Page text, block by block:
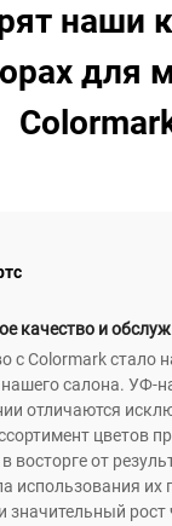
наши
для
качество и
с Colormark стало
салона. УФ-
отличаются
цветов
восторге от
использования их
значительный рост